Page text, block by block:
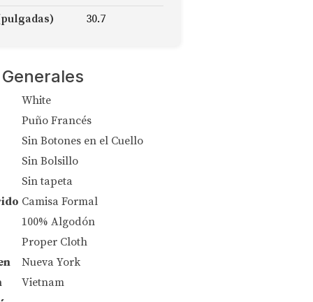
30.7
White
Puño Francés
Sin Botones en el Cuello
Sin Bolsillo
Sin tapeta
Camisa Formal
100% Algodón
Proper Cloth
Nueva York
Vietnam